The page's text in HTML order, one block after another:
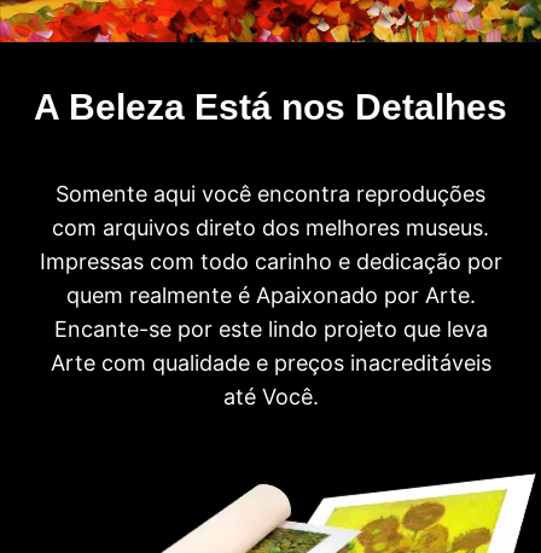
A Beleza Está nos Detalhes
Somente aqui você encontra reproduções
com arquivos direto dos melhores museus.
Impressas com todo carinho e dedicação por
quem realmente é Apaixonado por Arte.
Encante-se por este lindo projeto que leva
Arte com qualidade e preços inacreditáveis
até Você.